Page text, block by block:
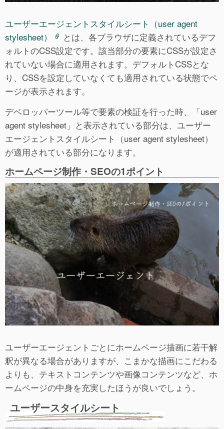
ユーザーエージェントスタイルシート（user agent
stylesheet）
とは、各ブラウザに定義されているデフ
ォルトのCSS設定です。該当部分の要素にCSSが設定さ
れていない場合に適用されます。デフォルトCSSとな
り、CSSを設定していなくても適用されている状態でペ
ージが表示されます。
デベロッパーツール等で要素の検証を行った時、「user
agent stylesheet」と表示されている部分は、ユーザー
エージェントスタイルシート（user agent stylesheet）
が適用されている部分になります。
ホームページ制作・SEOの1ポイント
ユーザーエージェントごとにホームページ描画に若干解
釈が異なる場合がありますが、こまかな描画にこだわる
よりも、テキストコンテンツや画像コンテンツなど、ホ
ームページの中身を充実したほうが良いでしょう。
ユーザースタイルシート